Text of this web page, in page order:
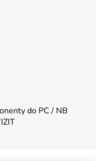
do PC / NB